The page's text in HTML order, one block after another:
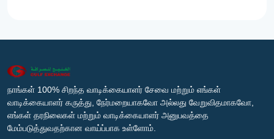
நாங்கள் 100% சிறந்த வாடிக்கையாளர் சேவை மற்றும் எங்கள்
வாடிக்கையாளர் கருத்து, நேர்மறையாகவோ அல்லது வேறுவிதமாகவோ,
எங்கள் தரநிலைகள் மற்றும் வாடிக்கையாளர் அனுபவத்தை
மேம்படுத்துவதற்கான வாய்ப்பாக உள்ளோம்.